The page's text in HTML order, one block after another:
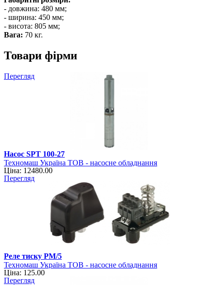
- довжина: 480 мм;
- ширина: 450 мм;
- висота: 805 мм;
Вага: 70 кг.
Товари фірми
Перегляд
Насос SPT 100-27
Техномаш Україна ТОВ - насосне обладнання
Ціна: 12480.00
Перегляд
Реле тиску РМ/5
Техномаш Україна ТОВ - насосне обладнання
Ціна: 125.00
Перегляд